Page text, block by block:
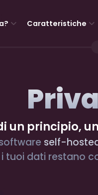
Caratteristiche
un principio,
self-
i tuoi dati restano